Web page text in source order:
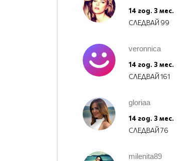
14 год. 3 мес.
СЛЕДВАЙ 99
veronnica
14 год. 3 мес.
СЛЕДВАЙ161
gloriaa
14 год. 3 мес.
СЛЕДВАЙ76
milenita89